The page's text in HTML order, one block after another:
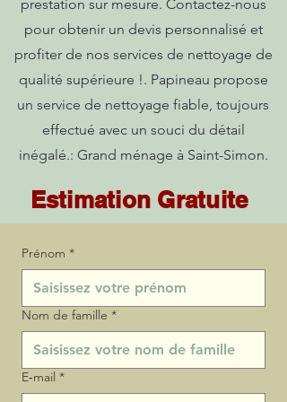
prestation sur mesure. Contactez-nous
pour obtenir un devis personnalisé et
profiter de nos services de nettoyage de
qualité supérieure !. Papineau propose
un service de nettoyage fiable, toujours
effectué avec un souci du détail
inégalé.: Grand ménage à Saint-Simon.
Estimation Gratuite
Prénom *
Nom de famille *
E‑mail *